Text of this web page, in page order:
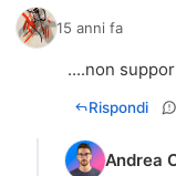
15 anni fa
....non
Rispondi
Andrea